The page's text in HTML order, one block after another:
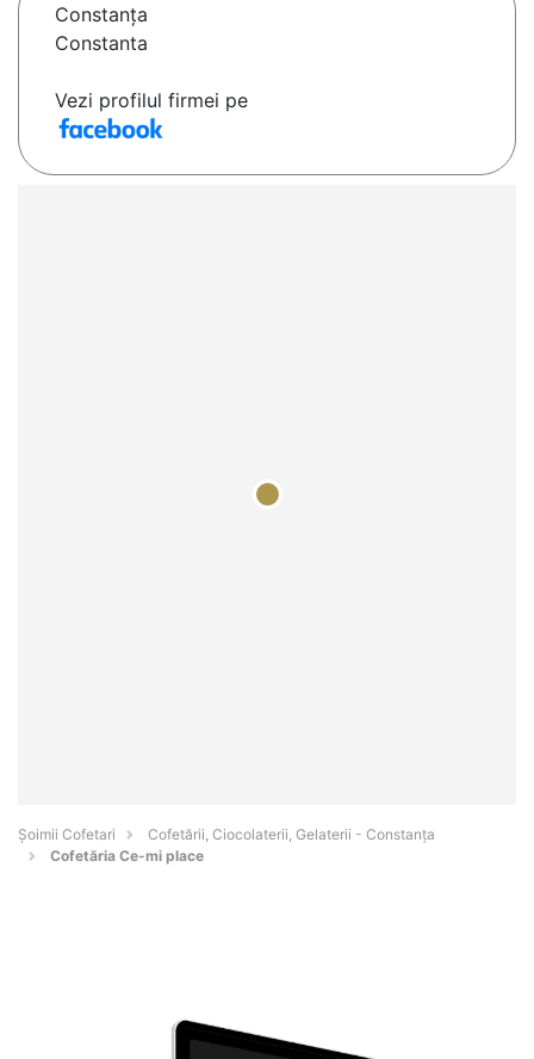
Constanţa
Constanta
Vezi profilul firmei pe
Șoimii Cofetari
Cofetării, Ciocolaterii, Gelaterii - Constanţa
Cofetăria Ce-mi place